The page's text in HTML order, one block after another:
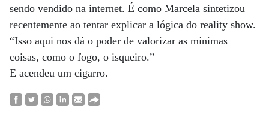
sendo vendido na internet. É como Marcela sintetizou
recentemente ao tentar explicar a lógica do reality show.
“Isso aqui nos dá o poder de valorizar as mínimas
coisas, como o fogo, o isqueiro.”
E acendeu um cigarro.